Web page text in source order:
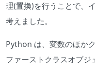
理(置換)を行うことで、
考えました。
Python は、変数のほか
ファーストクラスオブ